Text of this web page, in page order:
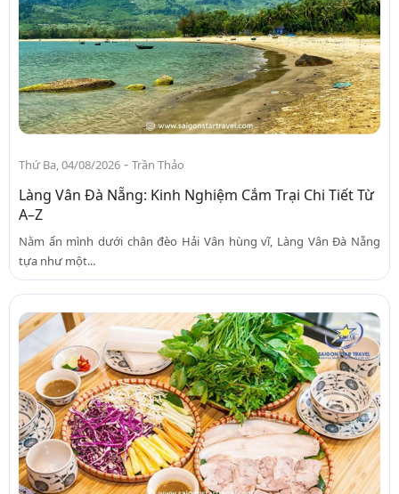
Thứ Ba, 04/08/2026 - Trần Thảo
Làng Vân Đà Nẵng: Kinh Nghiệm Cắm Trại Chi Tiết Từ
A–Z
Nằm ẩn mình dưới chân đèo Hải Vân hùng vĩ, Làng Vân Đà Nẵng
tựa như một...